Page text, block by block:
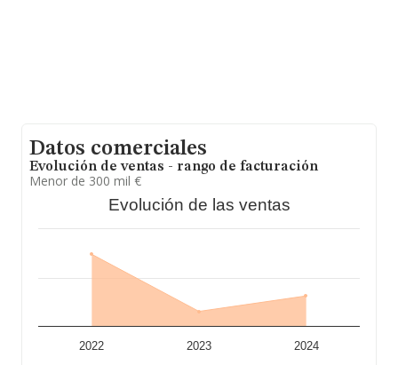
Datos comerciales
Evolución de ventas - rango de facturación
Menor de 300 mil €
Evolución de las ventas
2022 2023 2024